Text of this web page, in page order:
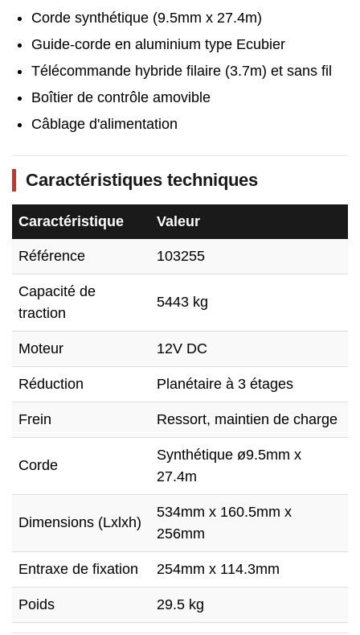
Corde synthétique (9.5mm x 27.4m)
Guide-corde en aluminium type Ecubier
Télécommande hybride filaire (3.7m) et sans fil
Boîtier de contrôle amovible
Câblage d'alimentation
Caractéristiques techniques
Caractéristique Valeur
Référence 103255
Capacité de
traction
5443 kg
Moteur 12V DC
Réduction Planétaire à 3 étages
Frein Ressort, maintien de charge
Corde
Synthétique ø9.5mm x
27.4m
Dimensions (Lxlxh)
534mm x 160.5mm x
256mm
Entraxe de fixation 254mm x 114.3mm
Poids 29.5 kg